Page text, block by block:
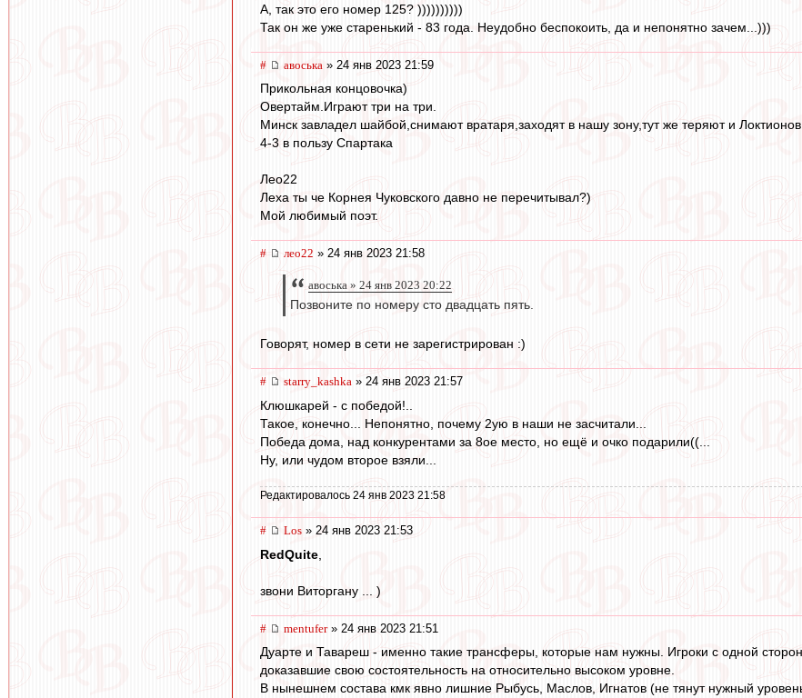
А, так это его номер 125? ))))))))))
Так он же уже старенький - 83 года. Неудобно беспокоить, да и непонятно зачем...)))
# авоська » 24 янв 2023 21:59
Прикольная концовочка)
Овертайм.Играют три на три.
Минск завладел шайбой,снимают вратаря,заходят в нашу зону,тут же теряют и
4-3 в пользу Спартака
Лео22
Леха ты че Корнея Чуковского давно не перечитывал?)
Мой любимый поэт.
# лео22 » 24 янв 2023 21:58
авоська » 24 янв 2023 20:22
Позвоните по номеру сто двадцать пять.
Говорят, номер в сети не зарегистрирован :)
# starry_kashka » 24 янв 2023 21:57
Клюшкарей - с победой!..
Такое, конечно... Непонятно, почему 2ую в наши не засчитали...
Победа дома, над конкурентами за 8ое место, но ещё и очко подарили((...
Ну, или чудом второе взяли...
Редактировалось 24 янв 2023 21:58
# Los » 24 янв 2023 21:53
RedQuite
звони Виторгану ... )
# mentufer» 24 янв 2023 21:51
Дуарте и Тавареш - именно такие трансферы, которые нам нужны. Игроки с одной
доказавшие свою состоятельность на относительно высоком уровне.
В нынешнем состава кмк явно лишние Рыбусь, Маслов, Игнатов (не тянут нужный